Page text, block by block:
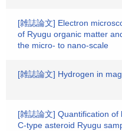
[雑誌論文] Electron
of Ryugu organic matter
the micro‐ to nano‐scale
[雑誌論文] Hydrogen in
[雑誌論文] Quantification
C‐type asteroid Ryugu